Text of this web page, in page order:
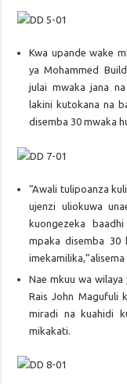
Kwa upande wake
ya Mohammed
julai mwaka jana
lakini kutokana na
disemba 30 mwaka
“Awali tulipoanza
ujenzi uliokuwa
kuongezeka
mpaka disemba
Nae mkuu wa
Rais John Magufuli
miradi na kuahidi
mikakati.